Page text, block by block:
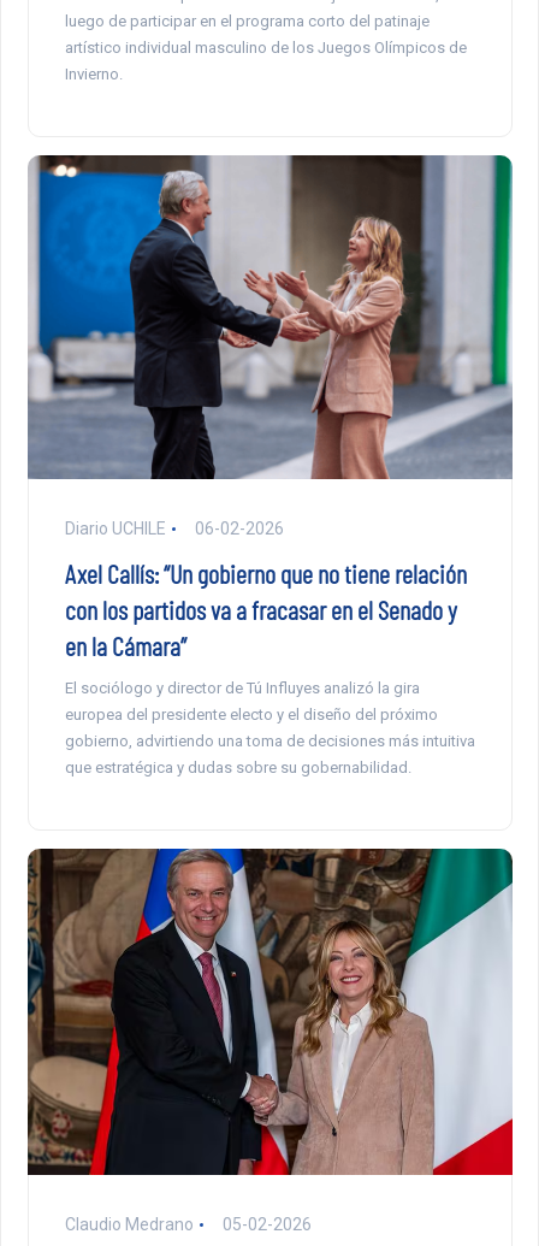
luego de participar en el programa corto del patinaje
artístico individual masculino de los Juegos Olímpicos de
Invierno.
Diario UCHILE 06-02-2026
Axel Callís: “Un gobierno que no tiene relación
con los partidos va a fracasar en el Senado y
en la Cámara”
El sociólogo y director de Tú Influyes analizó la gira
europea del presidente electo y el diseño del próximo
gobierno, advirtiendo una toma de decisiones más intuitiva
que estratégica y dudas sobre su gobernabilidad.
Claudio Medrano 05-02-2026